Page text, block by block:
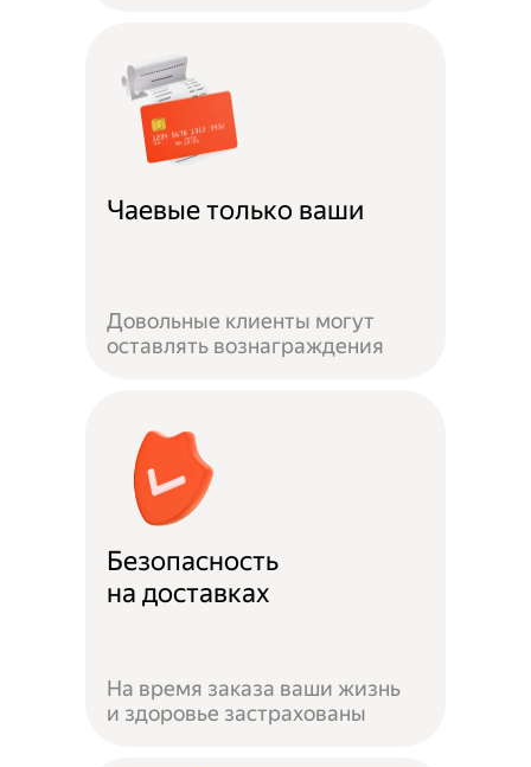
Чаевые только ваши
Довольные клиенты могут
оставлять вознаграждения
Безопасность
на доставках
На время заказа ваши жизнь
и здоровье застрахованы